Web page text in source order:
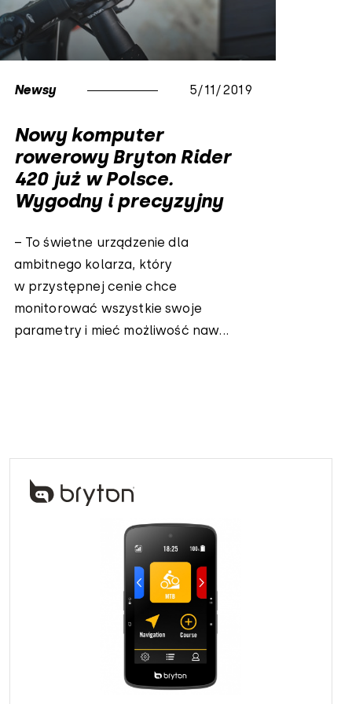
Newsy 5/11/2019
Nowy komputer
rowerowy Bryton Rider
420 już w Polsce.
Wygodny i precyzyjny
– To świetne urządzenie dla
ambitnego kolarza, który
w przystępnej cenie chce
monitorować wszystkie swoje
parametry i mieć możliwość naw...